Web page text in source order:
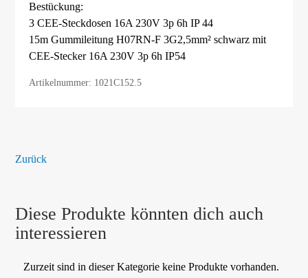
Bestückung:
3 CEE-Steckdosen 16A 230V 3p 6h IP 44
15m Gummileitung H07RN-F 3G2,5mm² schwarz mit
CEE-Stecker 16A 230V 3p 6h IP54
Artikelnummer: 1021C152.5
Zurück
Diese Produkte könnten dich auch
interessieren
Zurzeit sind in dieser Kategorie keine Produkte vorhanden.